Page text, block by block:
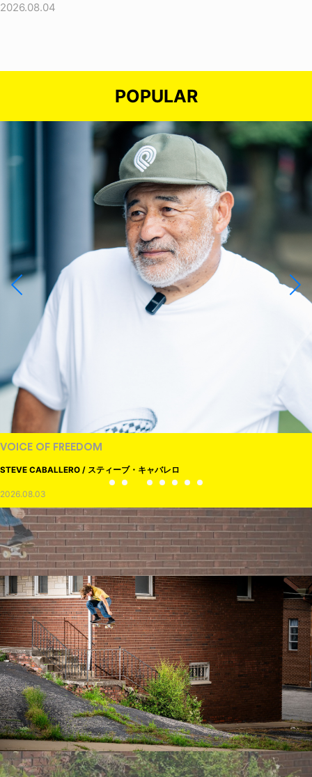
2026.08.04
POPULAR
VOICE OF FREEDOM
STEVE CABALLERO / スティーブ・キャバレロ
2026.08.03